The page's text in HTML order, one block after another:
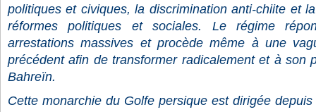
politiques et civiques, la discrimination anti-chiite et
réformes politiques et sociales. Le régime
arrestations massives et procède même à une
précédent afin de transformer radicalement et à son
Bahreïn.
Cette monarchie du Golfe persique est dirigée